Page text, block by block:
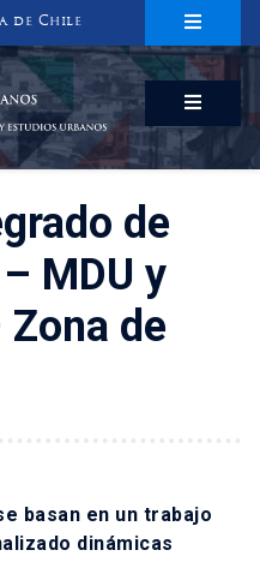
de Chile
URBANOS
Y ESTUDIOS URBANOS
de
MDU y
de
basan en un trabajo
dinámicas